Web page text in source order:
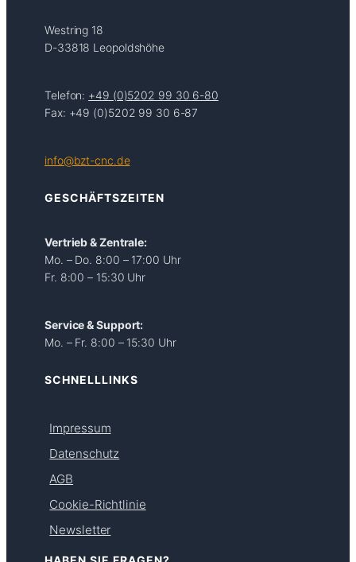
Westring 18
D-33818 Leopoldshöhe
Telefon: +49 (0)5202 99 30 6-80
Fax: +49 (0)5202 99 30 6-87
info@bzt-cnc.de
GESCHÄFTSZEITEN
Vertrieb & Zentrale:
Mo. – Do. 8:00 – 17:00 Uhr
Fr. 8:00 – 15:30 Uhr
Service & Support:
Mo. – Fr. 8:00 – 15:30 Uhr
SCHNELLLINKS
Impressum
Datenschutz
AGB
Cookie-Richtlinie
Newsletter